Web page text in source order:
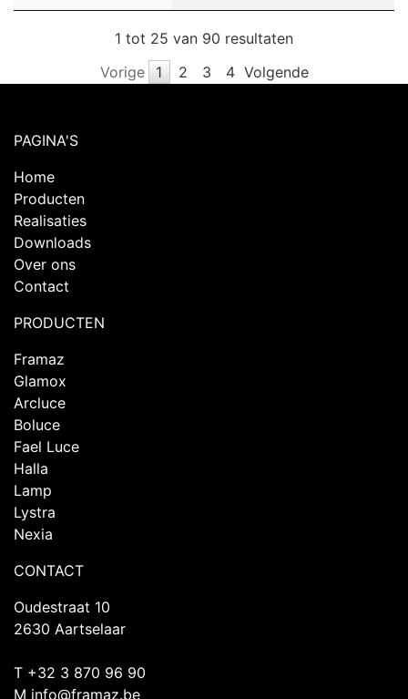
1 tot 25 van 90 resultaten
Vorige
1 2 3 4 Volgende
PAGINA'S
Home
Producten
Realisaties
Downloads
Over ons
Contact
PRODUCTEN
Framaz
Glamox
Arcluce
Boluce
Fael Luce
Halla
Lamp
Lystra
Nexia
CONTACT
Oudestraat 10
2630 Aartselaar
T +32 3 870 96 90
M info@framaz.be